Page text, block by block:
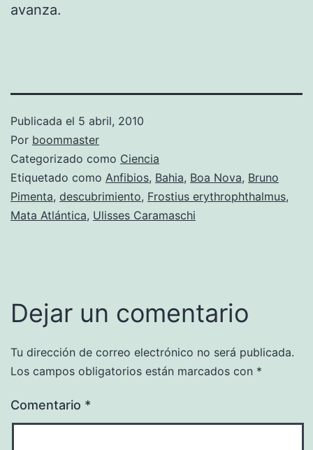
avanza.
Publicada el 5 abril, 2010
Por boommaster
Categorizado como Ciencia
Etiquetado como Anfibios, Bahia, Boa Nova, Bruno
Pimenta, descubrimiento, Frostius erythrophthalmus,
Mata Atlántica, Ulisses Caramaschi
Dejar un comentario
Tu dirección de correo electrónico no será publicada.
Los campos obligatorios están marcados con *
Comentario *